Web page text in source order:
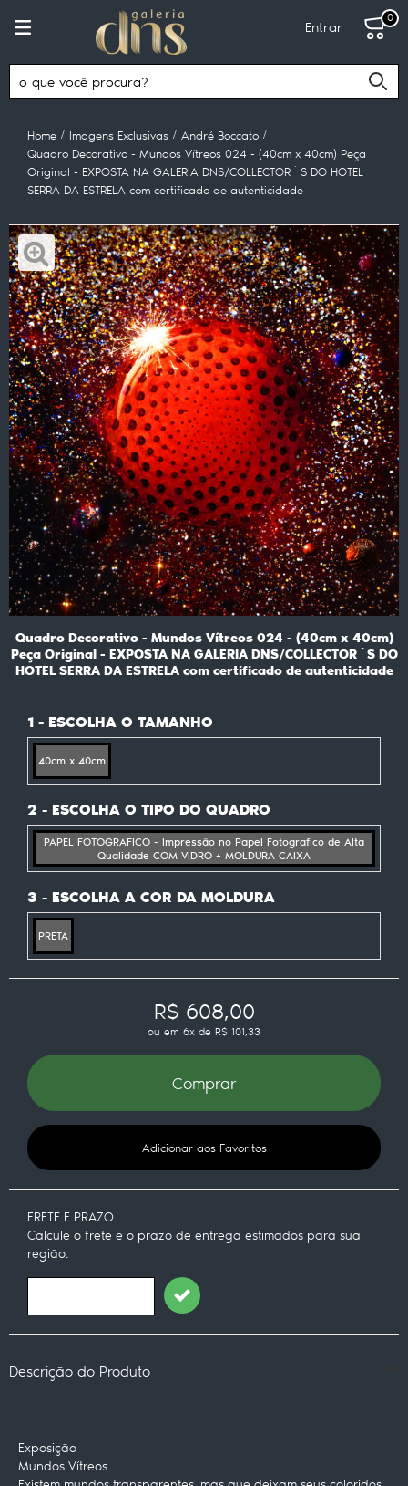
Entrar
0
Home Imagens Exclusivas
André Boccato
Quadro Decorativo - Mundos Vítreos 024 - (40cm x 40cm) Peça
Original - EXPOSTA NA GALERIA DNS/COLLECTOR´S DO HOTEL
SERRA DA ESTRELA com certificado de autenticidade
Quadro Decorativo - Mundos Vítreos 024 - (40cm x 40cm)
Peça Original - EXPOSTA NA GALERIA DNS/COLLECTOR´S DO
HOTEL SERRA DA ESTRELA com certificado de autenticidade
1 - ESCOLHA O TAMANHO
40cm x 40cm
2 - ESCOLHA O TIPO DO QUADRO
PAPEL FOTOGRAFICO - Impressão no Papel Fotografico de Alta
Qualidade COM VIDRO + MOLDURA CAIXA
3 - ESCOLHA A COR DA MOLDURA
PRETA
R$ 608,00
ou em 6x de R$ 101,33
Comprar
Adicionar aos Favoritos
FRETE E PRAZO
Calcule o frete e o prazo de entrega estimados para sua
região:
Descrição do Produto
Exposição
Mundos Vítreos